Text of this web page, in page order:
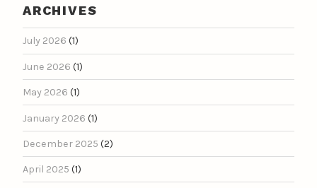
ARCHIVES
July 2026 (1)
June 2026 (1)
May 2026 (1)
January 2026 (1)
December 2025 (2)
April 2025 (1)